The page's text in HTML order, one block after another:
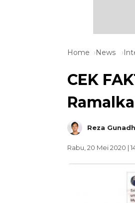
Home News
CEK
Reza
Rabu, 20 Mei 2020 |